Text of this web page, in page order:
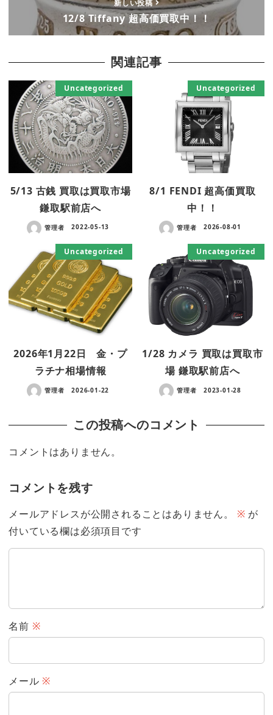
新しい投稿
12/8 Tiffany 超高価買取中！！
関連記事
Uncategorized
5/13 古銭 買取は買取市場
鎌取駅前店へ
管理者 2022-05-13
Uncategorized
8/1 FENDI 超高価買取
中！！
管理者 2026-08-01
Uncategorized
2026年1月22日 金・プ
ラチナ相場情報
管理者 2026-01-22
Uncategorized
1/28 カメラ 買取は買取市
場 鎌取駅前店へ
管理者 2023-01-28
この投稿へのコメント
コメントはありません。
コメントを残す
メールアドレスが公開されることはありません。 ※ が
付いている欄は必須項目です
名前 ※
メール ※